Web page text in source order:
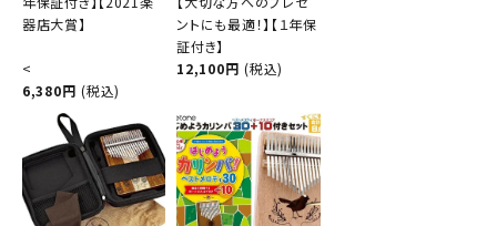
器店大賞】
<
6,380円 (税込)
ントにも最適！】【１年保
証付き】
12,100円 (税込)